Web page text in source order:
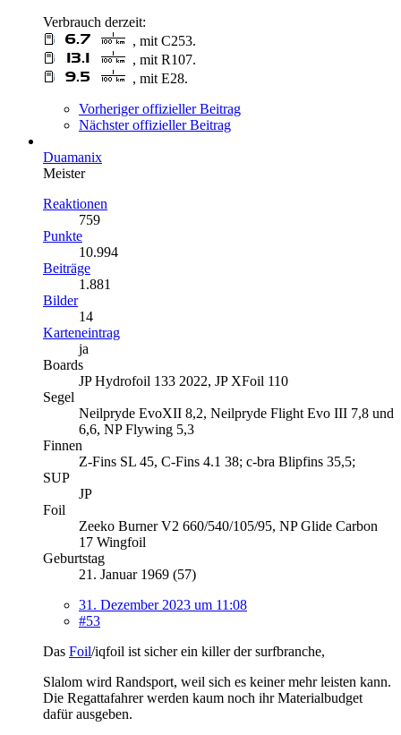
Verbrauch derzeit:
, mit C253.
, mit R107.
, mit E28.
Vorheriger offizieller Beitrag
Nächster offizieller Beitrag
Duamanix
Meister
Reaktionen
759
Punkte
10.994
Beiträge
1.881
Bilder
14
Karteneintrag
ja
Boards
JP Hydrofoil 133 2022, JP XFoil 110
Segel
Neilpryde EvoXII 8,2, Neilpryde Flight Evo III 7,8 und
6,6, NP Flywing 5,3
Finnen
Z-Fins SL 45, C-Fins 4.1 38; c-bra Blipfins 35,5;
SUP
JP
Foil
Zeeko Burner V2 660/540/105/95, NP Glide Carbon
17 Wingfoil
Geburtstag
21. Januar 1969 (57)
31. Dezember 2023 um 11:08
#53
Das Foil/iqfoil ist sicher ein killer der surfbranche,
Slalom wird Randsport, weil sich es keiner mehr leisten kann.
Die Regattafahrer werden kaum noch ihr Materialbudget
dafür ausgeben.